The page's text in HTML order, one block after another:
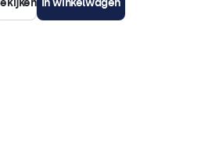
In winkelwagen